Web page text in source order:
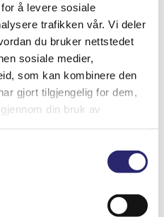
å levere sosiale
trafikken vår. Vi deler
du bruker nettstedet
sosiale medier,
som kan kombinere den
gjort tilgjengelig for dem,
din bruk av